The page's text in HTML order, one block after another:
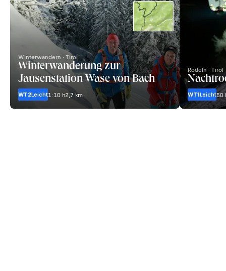
Winterwandern · Tirol
Winterwanderung zur
Jausenstation Wase von Bach
WT2Leicht1:10 h2,7 km
Rodeln · Tirol
WT1Leicht50